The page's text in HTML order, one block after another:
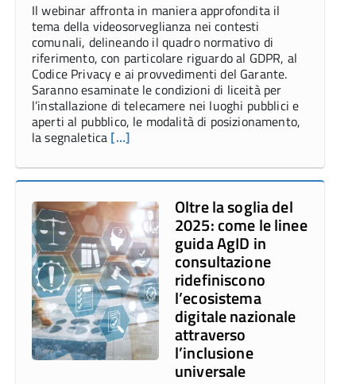
Il webinar affronta in maniera approfondita il
tema della videosorveglianza nei contesti
comunali, delineando il quadro normativo di
riferimento, con particolare riguardo al GDPR, al
Codice Privacy e ai provvedimenti del Garante.
Saranno esaminate le condizioni di liceità per
l’installazione di telecamere nei luoghi pubblici e
aperti al pubblico, le modalità di posizionamento,
la segnaletica […]
Oltre la soglia del
2025: come le linee
guida AgID in
consultazione
ridefiniscono
l’ecosistema
digitale nazionale
attraverso
l’inclusione
universale